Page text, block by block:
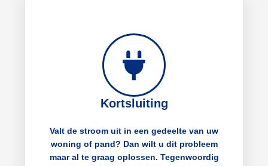
Kortsluiting
Valt de stroom uit in een gedeelte van uw
woning of pand? Dan wilt u dit probleem
maar al te graag oplossen. Tegenwoordig